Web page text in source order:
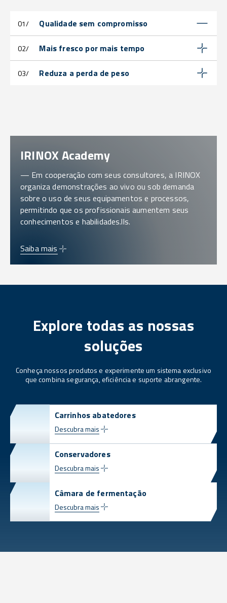
01/ Qualidade sem compromisso
02/ Mais fresco por mais tempo
03/ Reduza a perda de peso
IRINOX Academy
— Em cooperação com seus consultores, a IRINOX
organiza demonstrações ao vivo ou sob demanda
sobre o uso de seus equipamentos e processos,
permitindo que os profissionais aumentem seus
conhecimentos e habilidades.lls.
Saiba mais
Explore todas as nossas
soluções
Conheça nossos produtos e experimente um sistema exclusivo
que combina segurança, eficiência e suporte abrangente.
Carrinhos abatedores
Descubra mais
Conservadores
Descubra mais
Câmara de fermentação
Descubra mais